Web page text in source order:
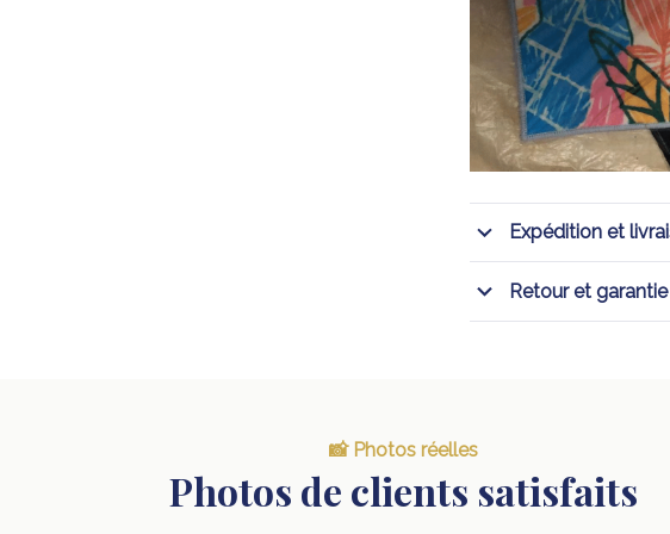
Expédition et
Retour et garantie
📸 Photos réelles
Photos de clients satisfaits